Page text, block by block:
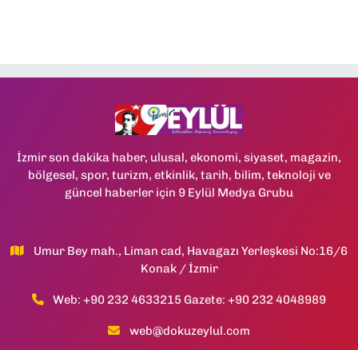
İzmir son dakika haber, ulusal, ekonomi, siyaset, magazin,
bölgesel, spor, turizm, etkinlik, tarih, bilim, teknoloji ve
güncel haberler için 9 Eylül Medya Grubu
Umur Bey mah., Liman cad, Havagazı Yerleşkesi No:16/6
Konak / İzmir
Web: +90 232 4633215 Gazete: +90 232 4048989
web@dokuzeylul.com